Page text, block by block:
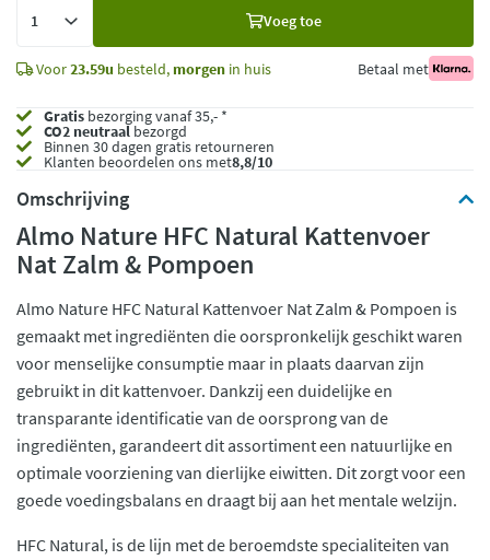
Voeg toe
Voor23.59u besteld, morgen in huis Betaal met
Gratis bezorging vanaf 35,- *
CO2 neutraalbezorgd
Binnen 30 dagen gratis retourneren
Klanten beoordelen ons met8,8/10
Omschrijving
Almo Nature HFC Natural Kattenvoer
Nat Zalm & Pompoen
Almo Nature HFC Natural Kattenvoer Nat Zalm & Pompoen is
gemaakt met ingrediënten die oorspronkelijk geschikt waren
voor menselijke consumptie maar in plaats daarvan zijn
gebruikt in dit kattenvoer. Dankzij een duidelijke en
transparante identificatie van de oorsprong van de
ingrediënten, garandeert dit assortiment een natuurlijke en
optimale voorziening van dierlijke eiwitten. Dit zorgt voor een
goede voedingsbalans en draagt bij aan het mentale welzijn.
HFC Natural, is de lijn met de beroemdste specialiteiten van